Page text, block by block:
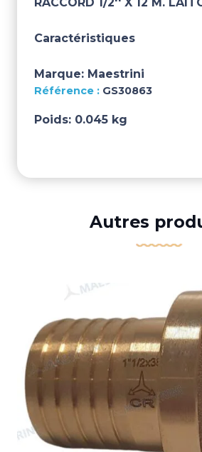
Caractéristiques
Marque: Maestrini
GS30863
Poids: 0.045 kg
Autres